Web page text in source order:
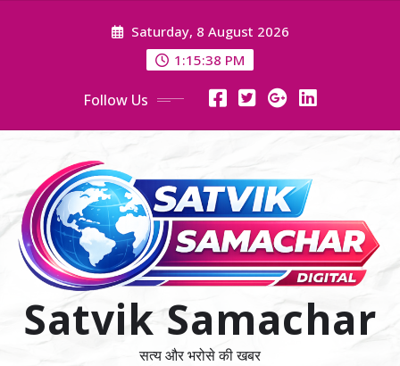
Saturday, 8 August 2026
1:15:40 PM
Follow Us
Satvik Samachar
सत्य और भरोसे की खबर